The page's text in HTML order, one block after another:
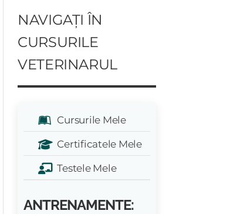
NAVIGAȚI ÎN
CURSURILE
VETERINARUL
Cursurile Mele
Certificatele Mele
Testele Mele
ANTRENAMENTE: